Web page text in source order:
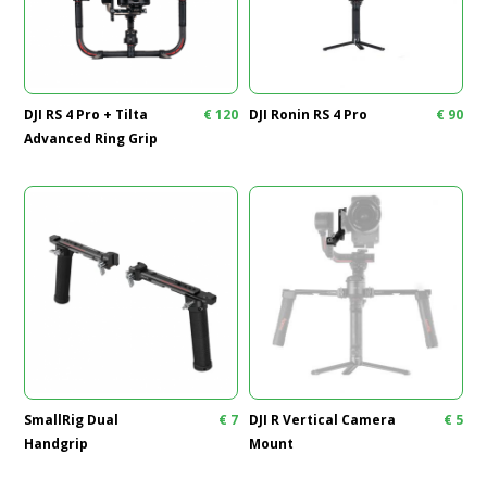
DJI RS 4 Pro + Tilta
Advanced Ring Grip
€120 DJI Ronin RS 4 Pro €90
SmallRig Dual
Handgrip
€ 7
DJI R Vertical Camera
Mount
€5